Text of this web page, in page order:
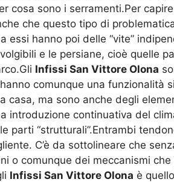
cosa sono i serramenti.Per
che questo tipo di
essi hanno poi delle “vite”
e le persiane, cioè quelle
Infissi San Vittore Olona
comunque una funzionalità
ma sono anche degli
introduzione continuativa del
parti “strutturali”.Entrambi
C’è da sottolineare che
o comunque dei meccanismi
Infissi San Vittore Olona è